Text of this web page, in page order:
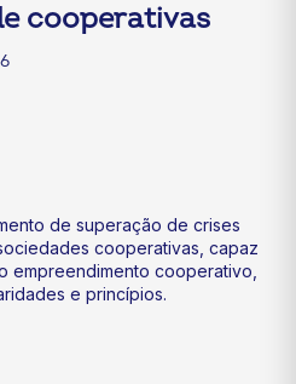
cooperativas
de superação de crises
cooperativas, capaz
empreendimento cooperativo,
e princípios.